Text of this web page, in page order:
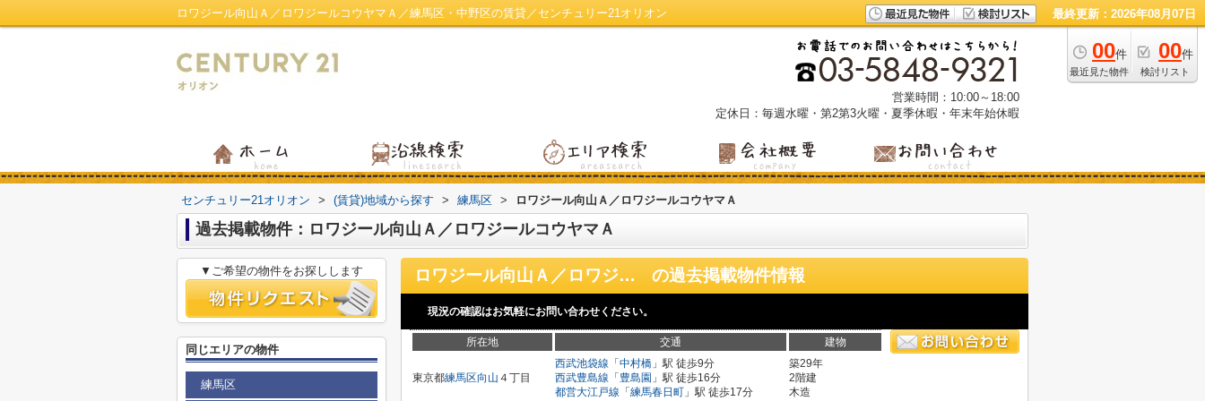
ロワジール向山Ａ／ロワジールコウヤマＡ／練馬区・中野区の賃貸／センチュリー21オリオン 最終更新：2026年08月07日
00件
最近見た物件
00件
検討リスト
営業時間：10:00～18:00
定休日：毎週水曜・第2第3火曜・夏季休暇・年末年始休暇
センチュリー21オリオン > (賃貸)地域から探す > 練馬区 > ロワジール向山Ａ／ロワジールコウヤマＡ
過去掲載物件：ロワジール向山Ａ／ロワジールコウヤマＡ
ロワジール向山Ａ／ロワジールコウヤマＡ の過去掲載物件情報
現況の確認はお気軽にお問い合わせください。
所在地 交通 建物
東京都練馬区向山 ４丁目
西武池袋線 「 中村橋 」駅 徒歩9分
西武豊島線 「 豊島園 」駅 徒歩16分
都営大江戸線 「 練馬春日町 」駅 徒歩17分
築29年
2階建
木造
▼ご希望の物件をお探しします
同じエリアの物件
練馬区